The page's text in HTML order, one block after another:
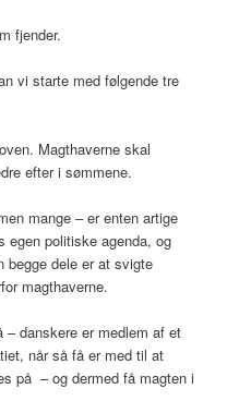
fjender.
vi starte med følgende tre
Magthaverne skal
efter i sømmene.
mange – er enten artige
egen politiske agenda, og
begge dele er at svigte
magthaverne.
danskere er medlem af et
når så få er med til at
på – og dermed få magten i